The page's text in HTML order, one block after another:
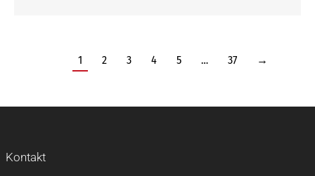
1 2 3 4 5 … 37 →
Kontakt